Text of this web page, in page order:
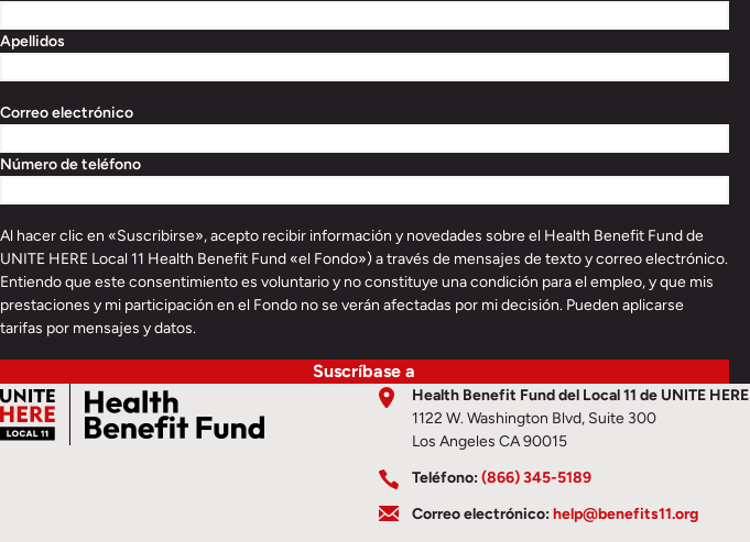
Apellidos
Correo electrónico
Número de teléfono
Al hacer clic en «Suscribirse», acepto recibir información y novedades sobre el Health Benefit Fund de
UNITE HERE Local 11 Health Benefit Fund «el Fondo») a través de mensajes de texto y correo electrónico.
Entiendo que este consentimiento es voluntario y no constituye una condición para el empleo, y que mis
prestaciones y mi participación en el Fondo no se verán afectadas por mi decisión. Pueden aplicarse
tarifas por mensajes y datos.
Suscríbase a
Health Benefit Fund del Local 11 de UNITE HERE
1122 W. Washington Blvd, Suite 300
Los Angeles CA 90015
Teléfono: (866) 345-5189
Correo electrónico: help@benefits11.org